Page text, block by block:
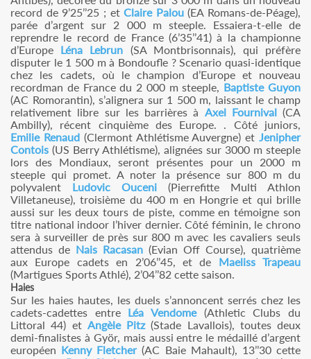
record de 9’25’’25 ; etClaire Palou(EA Romans-de-Péage),
parée d’argent sur 2 000 m steeple. Essaiera-t-elle de
reprendre le record de France (6’35’’41) à la championne
d’Europe Léna Lebrun (SA Montbrisonnais), qui préfère
disputer le 1 500 m à Bondoufle ? Scenario quasi-identique
chez les cadets, où le champion d’Europe et nouveau
recordman de France du 2 000 m steeple, Baptiste Guyon
(AC Romorantin), s’alignera sur 1 500 m, laissant le champ
relativement libre sur les barrières à Axel Fournival(CA
Ambilly), récent cinquième des Europe. . Côté juniors,
Emilie Renaud(Clermont Athlétisme Auvergne) etJenipher
Contois (US Berry Athlétisme), alignées sur 3000 m steeple
lors des Mondiaux, seront présentes pour un 2000 m
steeple qui promet. A noter la présence sur 800 m du
polyvalent Ludovic Ouceni
(Pierrefitte Multi Athlon
Villetaneuse), troisième du 400 m en Hongrie et qui brille
aussi sur les deux tours de piste, comme en témoigne son
titre national indoor l’hiver dernier. Côté féminin, le chrono
sera à surveiller de près sur 800 m avec les cavaliers seuls
attendus de Nais Racasan (Evian Off Course), quatrième
aux Europe cadets en 2’06’’45, et de Maeliss Trapeau
(Martigues Sports Athlé), 2’04’’82 cette saison.
Haies
Sur les haies hautes, les duels s’annoncent serrés chez les
cadets-cadettes entre Léa Vendome(Athletic Clubs du
Littoral 44) et Angèle Pitz(Stade Lavallois), toutes deux
demi-finalistes à Györ, mais aussi entre le médaillé d’argent
européen Kenny Fletcher(AC Baie Mahault), 13’’30 cette